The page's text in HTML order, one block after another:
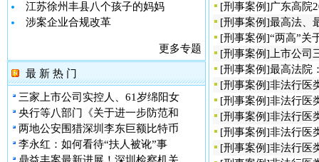
江苏徐州丰县八个孩子的妈妈
涉案企业合规改革
更多专题
最 新 热 门
三家上市公司实控人、61岁绵阳女
央行等八部门《关于进一步防范和
两地公安围猎深圳李东巨额比特币
李永红：如何看待“扶人被讹”事
[刑事案例]广东高院
[刑事案例]最高法、
[刑事案例]“两高”关
[刑事案例] 上市公
[刑事案例]最高法院
[刑事案例]非法行医
[刑事案例]非法行医
[刑事案例]非法行医
[刑事案例]非法行医
[刑事案例]非法行医